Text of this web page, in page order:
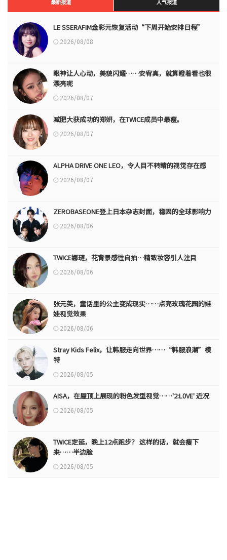
最新报道 人气报道
LE SSERAFIM金彩元恢复活动“下周开始安排日程”
2026/08/08
眼神让人心动，美貌闪耀……安宥真，就算瞪着看也很
漂亮呢
2026/08/07
减肥大获成功的郑妍，在TWICE成员中最瘦。
2026/08/07
ALPHA DRIVE ONE LEO，令人目不转睛的视觉存在感
2026/08/07
ZEROBASEONE登上日本杂志封面，稳固的全球影响力
2026/08/06
TWICE娜璉，花背景感性自拍…精致妆容引人注目
2026/08/06
张元英，童话里的公主变成现实……点亮玫瑰花园的娃
娃视觉效果
2026/08/06
Stray Kids Felix，让韩服走向世界……“韩服浪潮”模
特
2026/08/05
AISA，在屋顶上展现的粉色发型视觉……'2:L0VE' 近况
2026/08/05
TWICE定延，晚上12点跑步？ 这样的话，就会瘦下
来……半边脸
2026/08/05